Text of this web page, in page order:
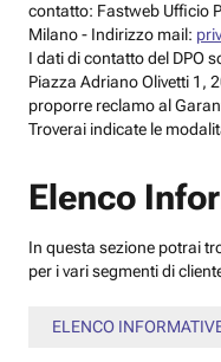
contatto: Fastweb Ufficio
Milano - Indirizzo mail:
I dati di contatto del DPO
Piazza Adriano Olivetti 1,
proporre reclamo al
Troverai indicate le
Elenco
In questa sezione potrai
per i vari segmenti di
ELENCO